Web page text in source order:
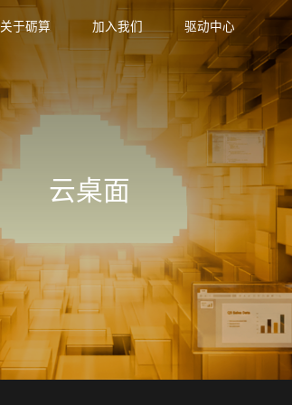
关于砺算 加入我们 驱动中心
云桌面